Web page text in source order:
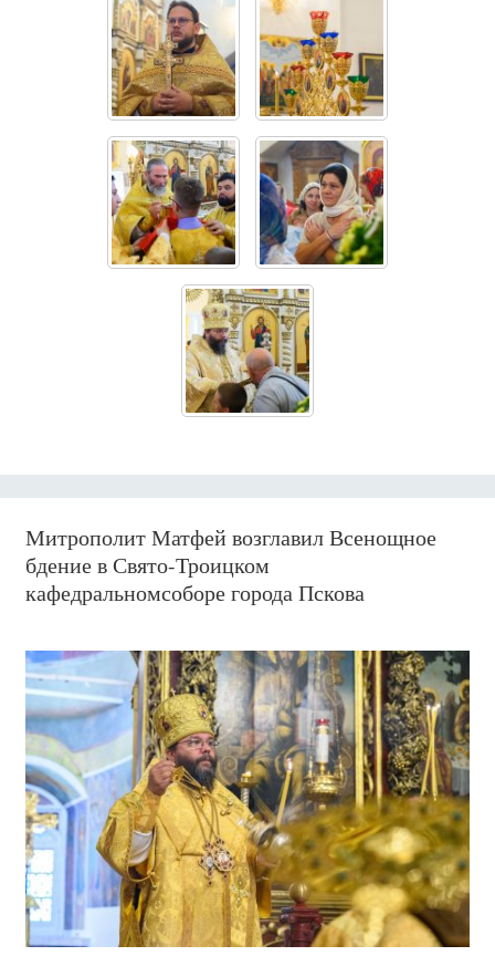
Митрополит Матфей возглавил Всенощное
бдение в Свято-Троицком
кафедральномсоборе города Пскова